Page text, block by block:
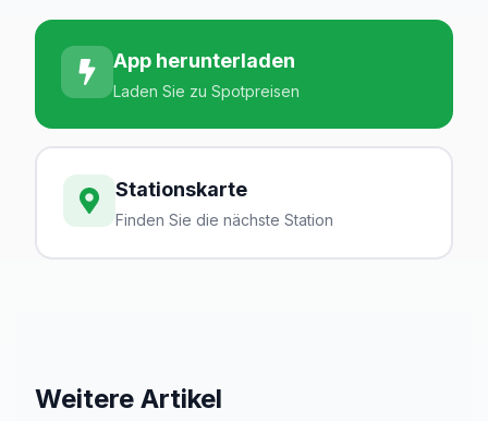
App herunterladen
Laden Sie zu Spotpreisen
Stationskarte
Finden Sie die nächste Station
Weitere Artikel